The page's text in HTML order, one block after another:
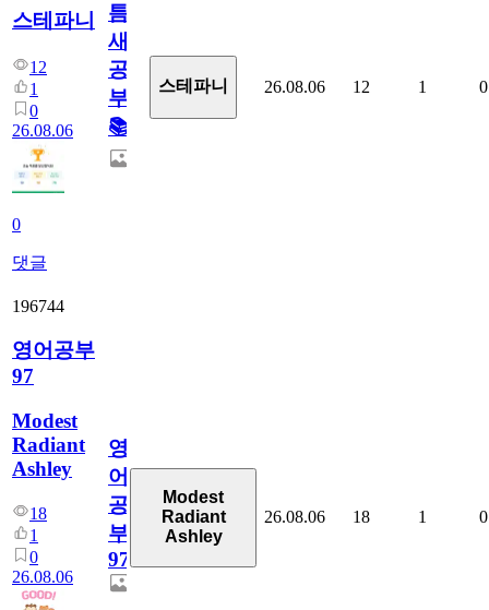
스테파니
12
1
0
26.08.06
0
댓글
틈
새
공
부!
📚
스테파니 26.08.06 12 1 0
196744
영어공부
97
Modest
Radiant
Ashley
18
1
0
26.08.06
영
어
공
부
97
Modest
Radiant
Ashley
26.08.06 18 1 0